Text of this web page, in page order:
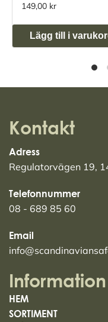
149,00 kr
Lägg till i
Kontakt
Adress
Regulatorvägen 19,
Telefonnummer
08 - 689 85 60
Email
Information
HEM
SORTIMENT